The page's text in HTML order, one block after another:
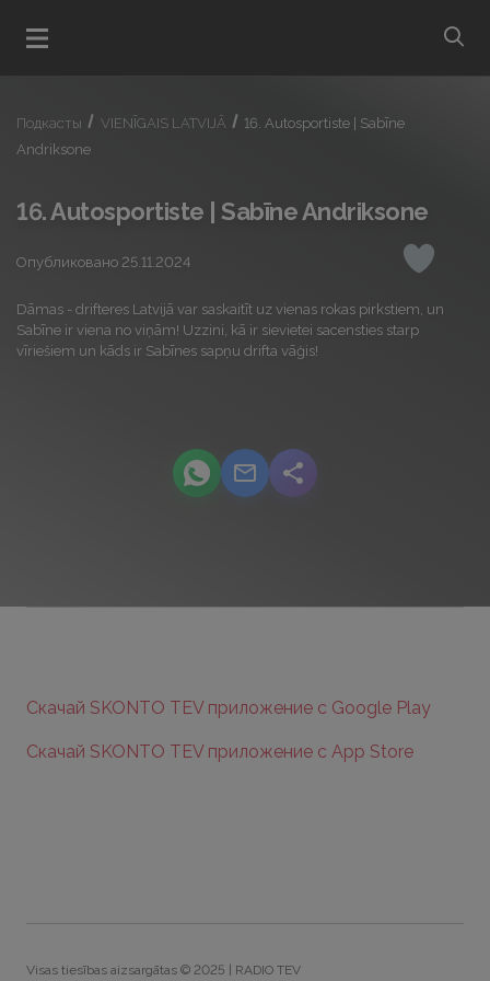
Открыть меню
Подкасты VIENĪGAIS LATVIJĀ
16. Autosportiste | Sabīne
Andriksone
16. Autosportiste | Sabīne Andriksone
Опубликовано 25.11.2024
Dāmas - drifteres Latvijā var saskaitīt uz vienas rokas pirkstiem, un
Sabīne ir viena no viņām! Uzzini, kā ir sievietei sacensties starp
vīriešiem un kāds ir Sabīnes sapņu drifta vāģis!
podcast.share-title WhatsApp
podcast.share-title Email
podcast.share-title
Скачай SKONTO TEV приложение с Google Play
Скачай SKONTO TEV приложение с App Store
Visas tiesības aizsargātas © 2025 | RADIO TEV